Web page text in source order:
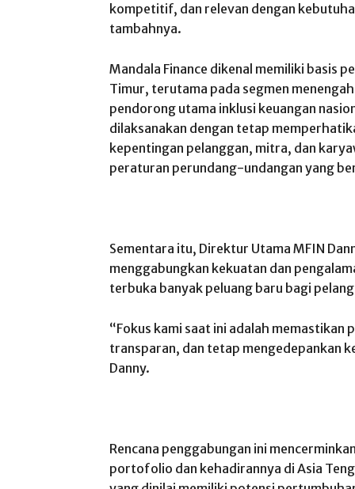
kompetitif, dan relevan dengan
tambahnya.
Mandala Finance dikenal memiliki basis
Timur, terutama pada segmen
pendorong utama inklusi keuangan
dilaksanakan dengan tetap
kepentingan pelanggan, mitra, dan
peraturan perundang-undangan yang
Sementara itu, Direktur Utama MFIN
menggabungkan kekuatan dan
terbuka banyak peluang baru bagi
“Fokus kami saat ini adalah memastikan
transparan, dan tetap mengedepankan
Danny.
Rencana penggabungan ini
portofolio dan kehadirannya di Asia